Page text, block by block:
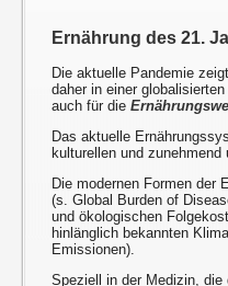
Ernährung des 21.
Die aktuelle Pandemie
daher in einer
auch für die
Das aktuelle
kulturellen und
Die modernen Formen der
(s. Global Burden of
und ökologischen
hinlänglich bekannten
Emissionen).
Speziell in der Medizin,